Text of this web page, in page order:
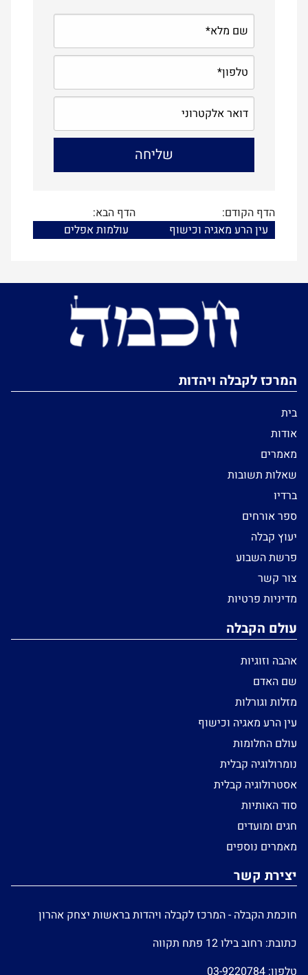
הדף הקודם:
עין הרע מאגיה וכישוף
הדף הבא:
עולמות אפלים
המרכז לקבלה ויהדות
בית
אודות
מאמרים
שאלות תשובות
ברדיו
ספר אורחים
יעוץ קבלה
פרשת השבוע
צור קשר
מדיניות פרטיות
עולם הקבלה
אהבה וזוגיות
שם האדם
מזלות וגורלות
עין הרע מאגיה וכישוף
עולם החלומות
נומרולוגיה קבלית
אסטרולוגיה קבלית
סוד האותיות
חגים ומועדים
מאמרים נוספים
יצירת קשר
חוכמת הקבלה - המרכז לקבלה ויהדות בראשות יצחק אהרון
כתובת: רחוב בילו 12 פתח תקווה
טלפון: 03-9220784